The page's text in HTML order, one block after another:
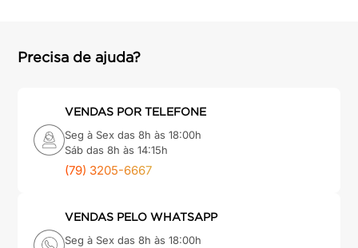
Precisa de ajuda?
VENDAS POR TELEFONE
Seg à Sex das 8h às 18:00h
Sáb das 8h às 14:15h
(79) 3205-6667
VENDAS PELO WHATSAPP
Seg à Sex das 8h às 18:00h